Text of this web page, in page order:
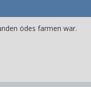
ödes farmen war.